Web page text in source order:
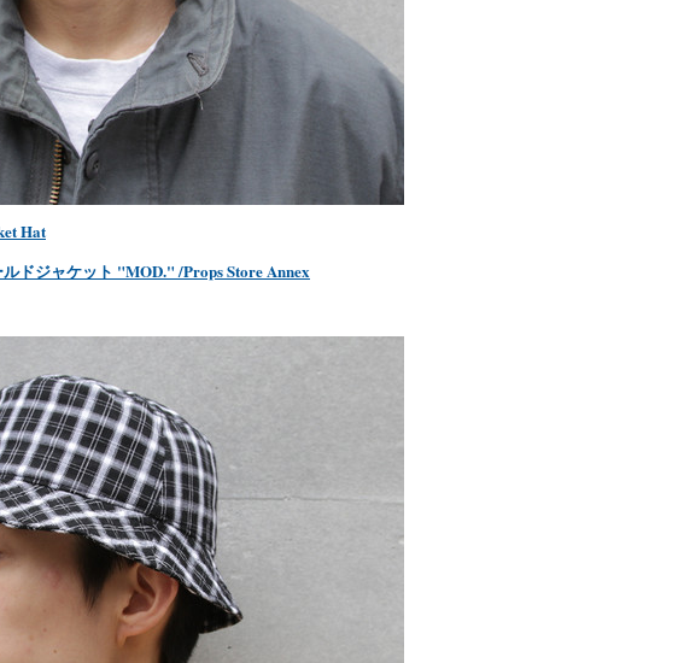
Hat
ドジャケット "MOD." /Props Store Annex